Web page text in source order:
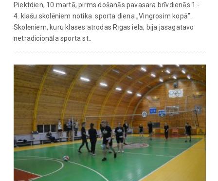
Piektdien, 10.martā, pirms došanās pavasara brīvdienās 1.-
4. klašu skolēniem notika sporta diena „Vingrosim kopā”.
Skolēniem, kuru klases atrodas Rīgas ielā, bija jāsagatavo
netradicionāla sporta st..